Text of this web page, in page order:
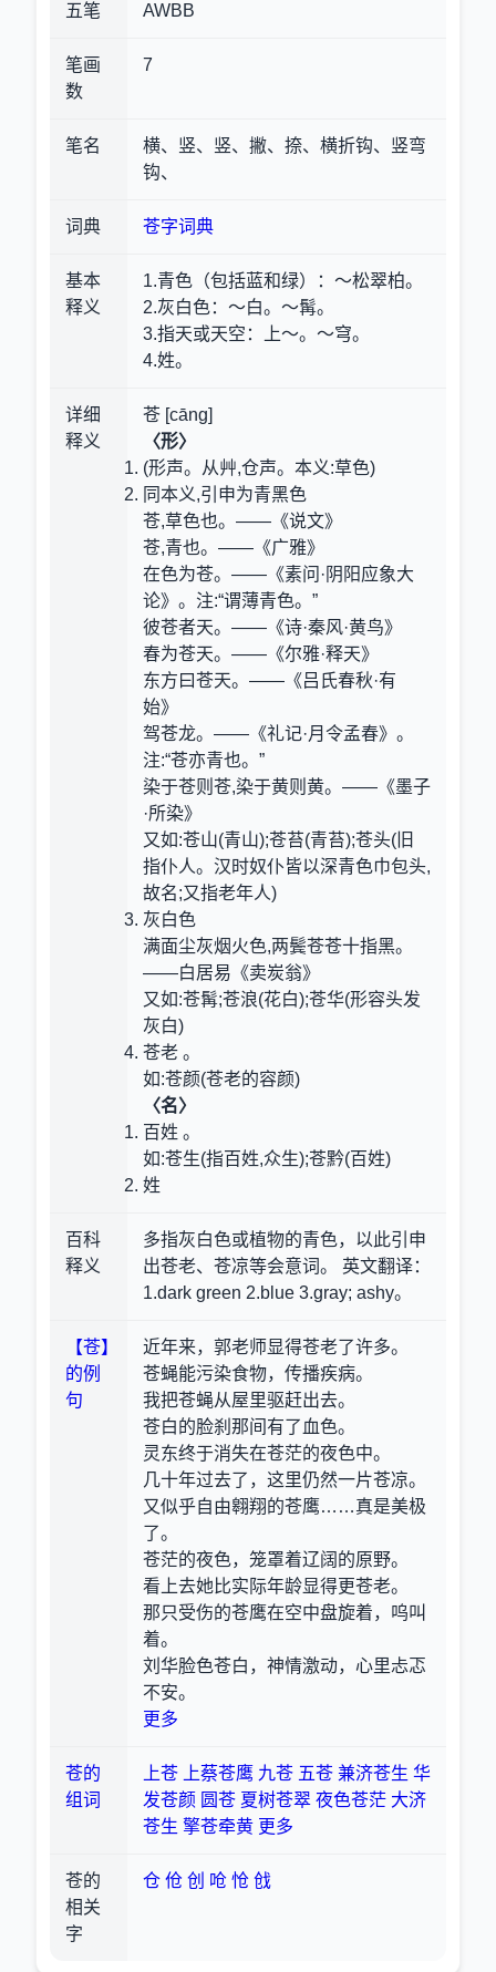
五笔 AWBB
笔画
数
7
笔名
横、竖、竖、撇、捺、横折钩、竖弯
钩、
词典 苍字词典
基本
释义
1.青色（包括蓝和绿）
：～松翠柏。
2.灰白色：～白。～髯。
3.指天或天空 ：上～。～穹。
4.姓。
详细
释义
苍 [cāng]
〈形〉
(形声。从艸,仓声。本义:草色)
同本义,引申为青黑色
苍,草色也。——《说文》
苍,青也。——《广雅》
在色为苍。——《素问·阴阳应象大
论》。注:“谓薄青色。”
彼苍者天。——《诗·秦风·黄鸟》
春为苍天。——《尔雅·释天》
东方曰苍天。——《吕氏春秋·有
始》
驾苍龙。——《礼记·月令孟春》。
注:“苍亦青也。”
染于苍则苍,染于黄则黄。——《墨子
·所染》
又如:苍山(青山);苍苔(青苔);苍头(旧
指仆人。汉时奴仆皆以深青色巾包头,
故名;又指老年人)
灰白色
满面尘灰烟火色,两鬓苍苍十指黑。
——白居易《卖炭翁》
又如:苍髯;苍浪(花白);苍华(形容头发
灰白)
苍老 。
如:苍颜(苍老的容颜)
〈名〉
百姓 。
如:苍生(指百姓,众生);苍黔(百姓)
姓
百科
释义
多指灰白色或植物的青色，以此引申
出苍老、苍凉等会意词。 英文翻译：
1.dark green 2.blue 3.gray; ashy。
【苍】
的例
句
近年来，郭老师显得苍老了许多。
苍蝇能污染食物，传播疾病。
我把苍蝇从屋里驱赶出去。
苍白的脸刹那间有了血色。
灵东终于消失在苍茫的夜色中。
几十年过去了，这里仍然一片苍凉。
又似乎自由翱翔的苍鹰……真是美极
了。
苍茫的夜色，笼罩着辽阔的原野。
看上去她比实际年龄显得更苍老。
那只受伤的苍鹰在空中盘旋着，呜叫
着。
刘华脸色苍白，神情激动，心里忐忑
不安。
更多
苍的
组词
上苍 上蔡苍鹰 九苍 五苍 兼济苍生 华
发苍颜 圆苍 夏树苍翠 夜色苍茫 大济
苍生 擎苍牵黄 更多
苍的
相关
字
仓 伧 创 呛 怆 戗